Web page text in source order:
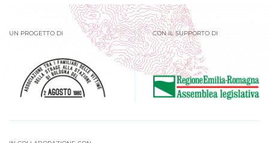
UN PROGETTO DI CON IL SUPPORTO DI